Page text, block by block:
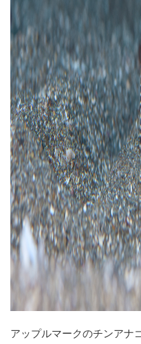
アップルマークのチンアナ